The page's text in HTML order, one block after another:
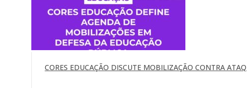
CORES EDUCAÇÃO DISCUTE MOBILIZAÇÃO CONTRA